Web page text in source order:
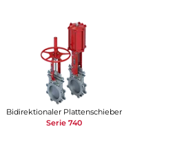
Bidirektionaler Plattenschieber
Serie 740